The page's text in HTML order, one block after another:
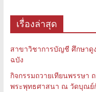
เรื่องล่าสุด
สาขาวิชาการบัญชี ศึกษาดู
ฉบัง
กิจกรรมถวายเทียนพรรษา
พระพุทธศาสนา ณ วัดบุณย์